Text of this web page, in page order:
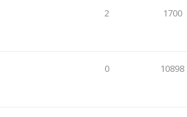
2 1700
0 10898